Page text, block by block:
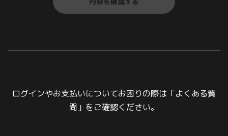
ログインやお支払いについてお困りの際は「よくある質
問」をご確認ください。